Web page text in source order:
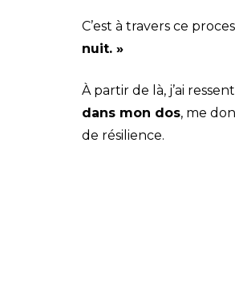
C’est à travers ce
nuit. »
À partir de là, j’ai
dans mon dos, me
de résilience.